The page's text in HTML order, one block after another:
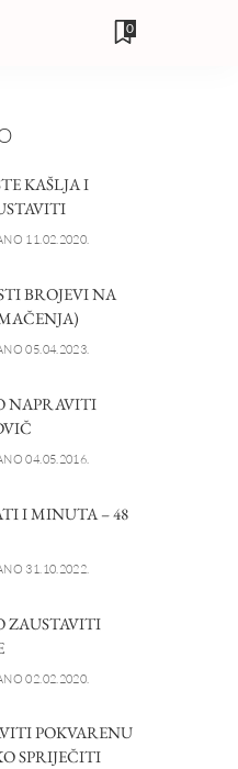
0
KAŠLJA I
11.02.2020.
BROJEVI NA
05.04.2023.
NAPRAVITI
04.05.2016.
I MINUTA – 48
31.10.2022.
ZAUSTAVITI
02.02.2020.
POKVARENU
SPRIJEČITI